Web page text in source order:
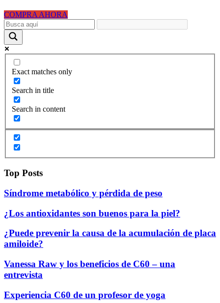
COMPRA AHORA
Exact matches only
Search in title
Search in content
Top Posts
Síndrome metabólico y pérdida de peso
¿Los antioxidantes son buenos para la piel?
¿Puede prevenir la causa de la acumulación de placa
amiloide?
Vanessa Raw y los beneficios de C60 – una
entrevista
Experiencia C60 de un profesor de yoga